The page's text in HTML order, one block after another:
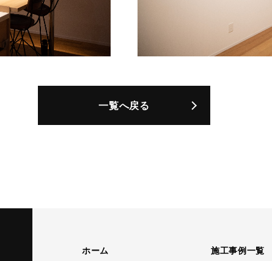
一覧へ戻る
ホーム
施工事例一覧